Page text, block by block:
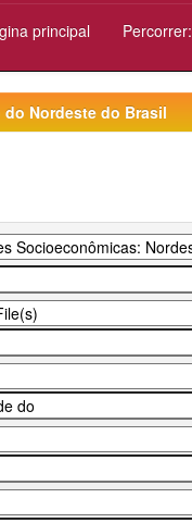
principal Percorrer:
do Nordeste do Brasil